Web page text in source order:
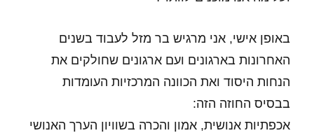
באופן אישי, אני מרגיש בר מזל לעבוד בשנים
האחרונות בארגונים ועם ארגונים שחולקים את
הנחות היסוד ואת הכוונה המרכזיות העומדות
בבסיס החוזה הזה:
אכפתיות אנושית, אמון והכרה בשוויון הערך האנושי